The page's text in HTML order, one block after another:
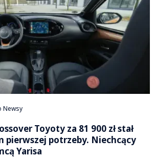
Newsy
Toyoty za 81 900 zł stał
pierwszej potrzeby. Niechcący
Yarisa